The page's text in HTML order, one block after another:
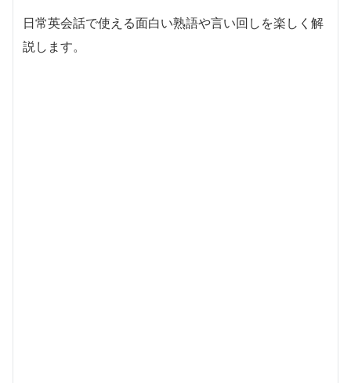
日常英会話で使える面白い熟語や言い回しを楽しく解
説します。